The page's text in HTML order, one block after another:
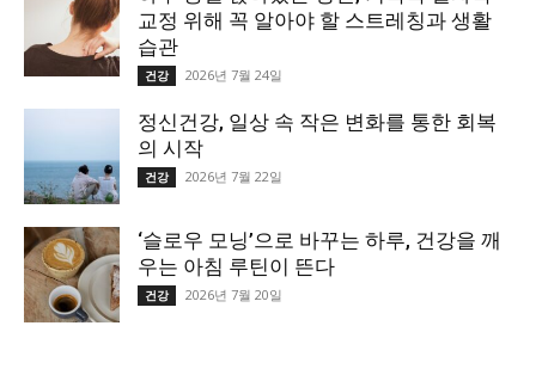
교정 위해 꼭 알아야 할 스트레칭과 생활
습관
건강 2026년 7월 24일
정신건강, 일상 속 작은 변화를 통한 회복
의 시작
건강 2026년 7월 22일
‘슬로우 모닝’으로 바꾸는 하루, 건강을 깨
우는 아침 루틴이 뜬다
건강 2026년 7월 20일